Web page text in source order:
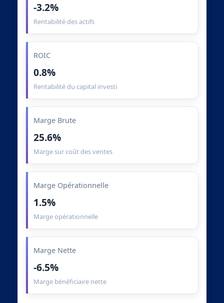
-3.2%
Rentabilité des actifs
ROIC
0.8%
Rentabilité du capital investi
Marge Brute
25.6%
Marge sur coût des ventes
Marge Opérationnelle
1.5%
Marge opérationnelle
Marge Nette
-6.5%
Marge bénéficiaire nette